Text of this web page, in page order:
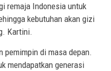
remaja Indonesia untuk
kebutuhan akan gizi
Kartini.
pemimpin di masa depan.
mendapatkan generasi